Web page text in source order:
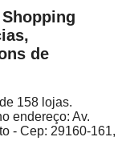
de
158 lojas.
endereço: Av.
- Cep: 29160-161,